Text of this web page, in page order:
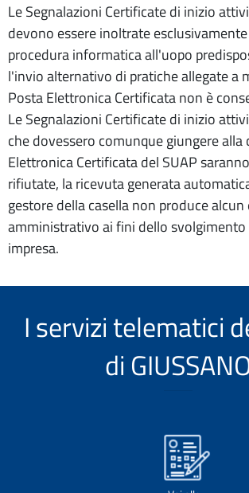
Le Segnalazioni Certificate di inizio
devono essere inoltrate
procedura informatica all'uopo
l'invio alternativo di pratiche allegate a
Posta Elettronica Certificata non è
Le Segnalazioni Certificate di inizio
che dovessero comunque giungere alla
Elettronica Certificata del SUAP
rifiutate, la ricevuta generata
gestore della casella non produce
amministrativo ai fini dello
impresa.
I servizi telematici
di